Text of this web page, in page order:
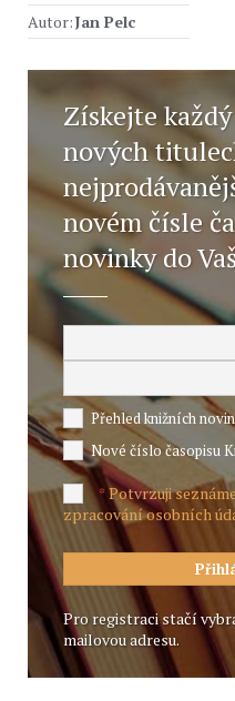
Autor:Jan Pelc
Získejte
nových
novém čísle
novinky do
Přehled knižních
Nové číslo časopisu
*Potvrzuji
zpracování osobních
Pro registraci stačí
mailovou adresu.